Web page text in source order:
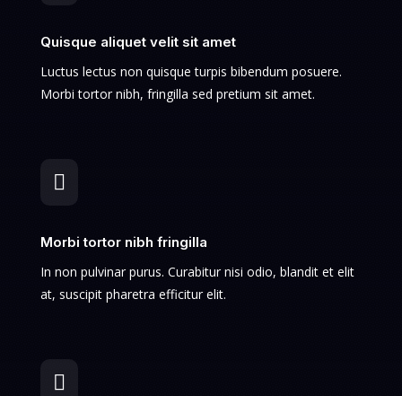
Quisque aliquet velit sit amet
Luctus lectus non quisque turpis bibendum posuere.
Morbi tortor nibh, fringilla sed pretium sit amet.

Morbi tortor nibh fringilla
In non pulvinar purus. Curabitur nisi odio, blandit et elit
at, suscipit pharetra efficitur elit.
